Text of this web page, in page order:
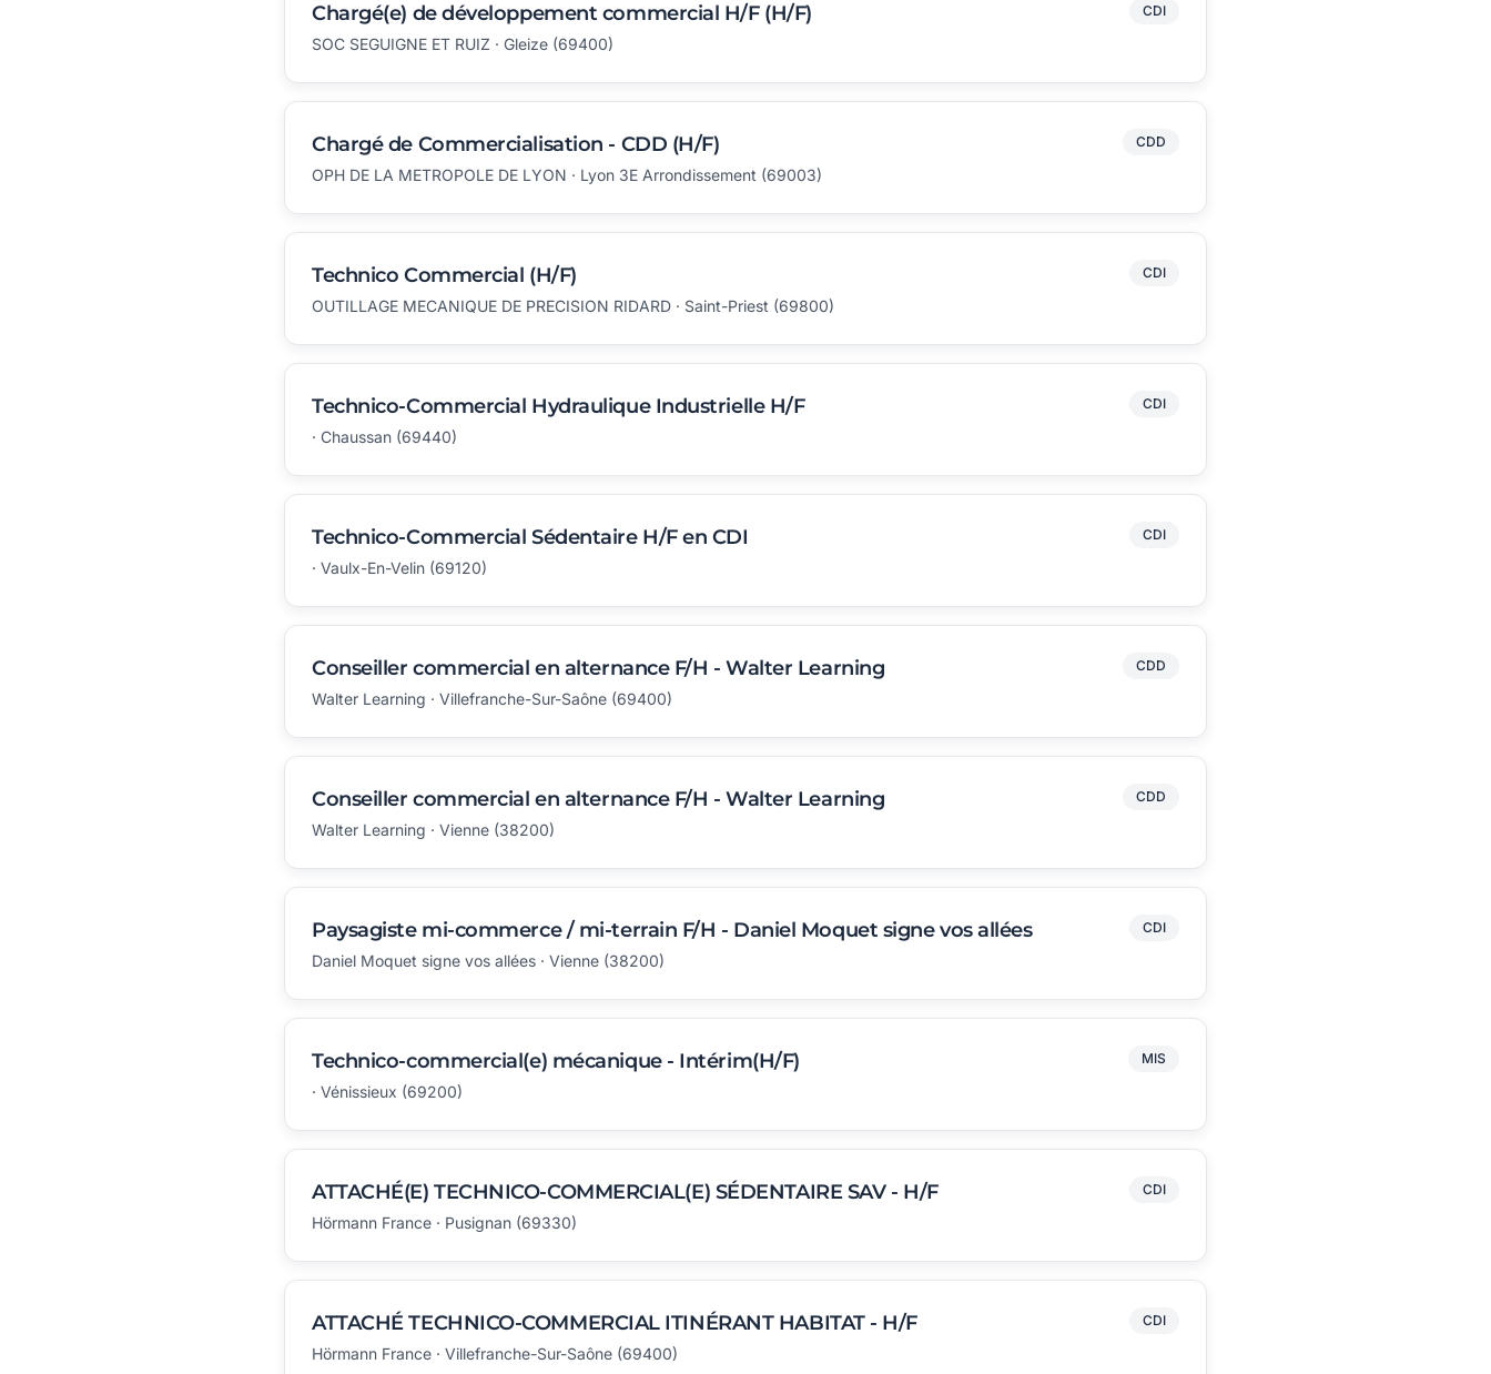
Chargé(e) de développement commercial H/F (H/F)
SOC SEGUIGNE ET RUIZ · Gleize (69400)
CDI
Chargé de Commercialisation - CDD (H/F)
OPH DE LA METROPOLE DE LYON · Lyon 3E Arrondissement (69003)
CDD
Technico Commercial (H/F)
OUTILLAGE MECANIQUE DE PRECISION RIDARD · Saint-Priest (69800)
CDI
Technico-Commercial Hydraulique Industrielle H/F
· Chaussan (69440)
CDI
Technico-Commercial Sédentaire H/F en CDI
· Vaulx-En-Velin (69120)
CDI
Conseiller commercial en alternance F/H - Walter Learning
Walter Learning · Villefranche-Sur-Saône (69400)
CDD
Conseiller commercial en alternance F/H - Walter Learning
Walter Learning · Vienne (38200)
CDD
Paysagiste mi-commerce / mi-terrain F/H - Daniel Moquet signe vos allées
Daniel Moquet signe vos allées · Vienne (38200)
CDI
Technico-commercial(e) mécanique - Intérim(H/F)
· Vénissieux (69200)
MIS
ATTACHÉ(E) TECHNICO-COMMERCIAL(E) SÉDENTAIRE SAV - H/F
Hörmann France · Pusignan (69330)
CDI
ATTACHÉ TECHNICO-COMMERCIAL ITINÉRANT HABITAT - H/F
Hörmann France · Villefranche-Sur-Saône (69400)
CDI